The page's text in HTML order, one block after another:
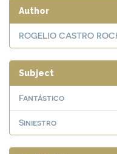
Author
ROGELIO CASTRO
Subject
Fantástico
Siniestro